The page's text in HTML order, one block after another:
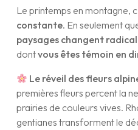
Le printemps en montagne,
constante. En seulement
paysages changent
dontvous êtes témoin en
Le réveil des fleurs
premières fleurs percent la
prairies de couleurs vives.
gentianes transforment le